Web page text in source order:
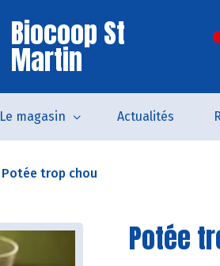
Biocoop St
Martin
Le magasin Actualités
Potée trop chou
Potée